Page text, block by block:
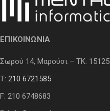
ΕΠΙΚΟΙΝΩΝΙΑ
Σωρού 14, Μαρούσι – ΤΚ: 15125
Τ: 210 6721585
F: 210 6748683